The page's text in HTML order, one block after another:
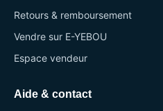
Retours & remboursement
Vendre sur E-YEBOU
Espace vendeur
Aide & contact